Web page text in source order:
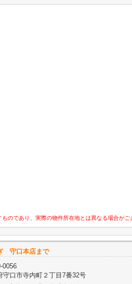
のであり、実際の物件所在地とは異なる場合がご
守口本店まで
0056
守口市寺内町２丁目7番32号